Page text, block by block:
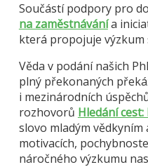
Součástí podpory pro
na zaměstnávánía
která propojuje výzkum
Věda v podání našich
plný překonaných
i mezinárodních
rozhovorů Hledání
slovo mladým vědkyním
motivacích,
náročného výzkumu